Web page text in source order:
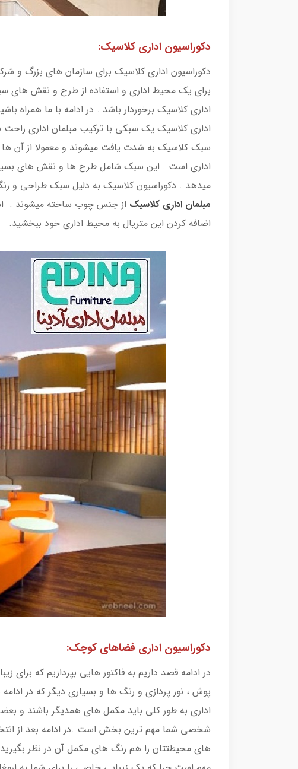
دکوراسیون اداری کلاسیک:
دکوراسیون اداری کلاسیک برای سازمان های بزرگ
برای یک محیط اداری و استفاده از طرح و نقش های
اداری کلاسیک برخوردار باشد . در ادامه با ما همراه
اداری کلاسیک یک سبکی با ترکیب مبلمان اداری
سبک کلاسیک به شدت یافت میشوند و معمولا از آن
اداری است . این سبک شامل طرح ها و نقش های
میدهد . دکوراسیون کلاسیک به دلیل سبک طراحی و
مبلمان اداری کلاسیک از جنس چوب ساخته میشوند .
اضافه کردن این متریال به محیط اداری خود ببخشید.
دکوراسیون اداری فضاهای کوچک:
در ادامه قصد داریم به فاکتور هایی بپردازیم که
پوش ، نور پردازی و رنگ ها و بسیاری دیگر که در
اداری به طور کلی باید مکمل های همدیگر باشند و
شخصی شما مهم ترین بخش است .در ادامه بعد از
های محیطتتان را هم رنگ های مکمل آن در نظر